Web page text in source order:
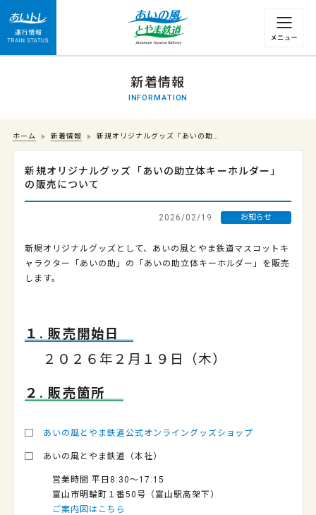
運行情報 列車の遅れ情報等についてはこちら
新着情報
INFORMATION
ホーム 新着情報 新規オリジナルグッズ「あいの助…
新規オリジナルグッズ「あいの助立体キーホルダー」
の販売について
2026/02/19 お知らせ
新規オリジナルグッズとして、あいの風とやま鉄道マスコットキ
ャラクター「あいの助」の「あいの助立体キーホルダー」を販売
します。
１. 販売開始日
２０２６年２月１９日（木）
２. 販売箇所
あいの風とやま鉄道公式オンライングッズショップ
▢ あいの風とやま鉄道（本社）
営業時間 平日8:30～17:15
富山市明輪町１番50号（富山駅高架下）
ご案内図はこちら